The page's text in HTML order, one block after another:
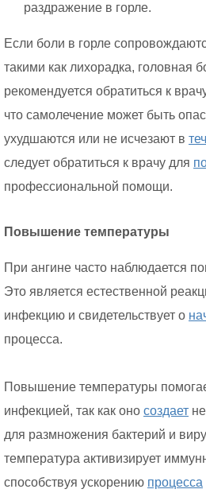
раздражение в горле.
Если боли в горле
такими как лихорадка, головная
рекомендуется обратиться к
что самолечение может быть
ухудшаются или не исчезают в
следует обратиться к врачу для
профессиональной помощи.
Повышение температуры
При ангине часто наблюдается
Это является естественной
инфекцию и свидетельствует о
процесса.
Повышение температуры
инфекцией, так как оно создает
для размножения бактерий и
температура активизирует
способствуя ускорению процесса